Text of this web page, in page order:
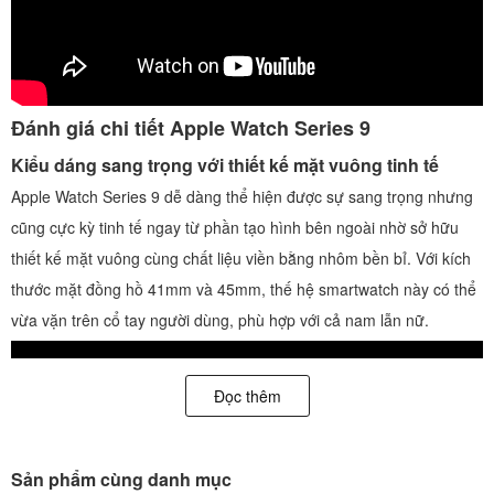
Đánh giá chi tiết Apple Watch Series 9
Kiểu dáng sang trọng với thiết kế mặt vuông tinh tế
Apple Watch Series 9 dễ dàng thể hiện được sự sang trọng nhưng
cũng cực kỳ tinh tế ngay từ phần tạo hình bên ngoài nhờ sở hữu
thiết kế mặt vuông cùng chất liệu viền bằng nhôm bền bỉ. Với kích
thước mặt đồng hồ 41mm và 45mm, thế hệ smartwatch này có thể
vừa vặn trên cổ tay người dùng, phù hợp với cả nam lẫn nữ.
Đọc thêm
Sản phẩm cùng danh mục